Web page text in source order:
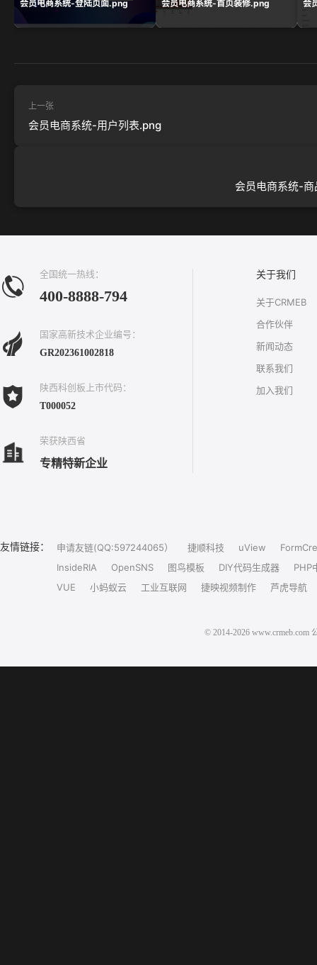
会员电商系统-登陆页面.png 会员电商系统-首页装修.png 会
上一张
会员电商系统-用户列表.png
会员电商系统-
全国统一热线：
400-8888-794
国家高新技术企业编号：
GR202361002818
陕西科创板上市代码：
T000052
荣获陕西省
专精特新企业
关于我们
关于CRMEB
合作伙伴
新闻动态
联系我们
加入我们
友情链接： 申请友链(QQ:597244065） 捷顺科技 uView
InsideRIA
OpenSNS 图鸟模板 DIY代码生成器
PHP
VUE
小蚂蚁云 工业互联网 捷映视频制作 芦虎导航
© 2014-2026